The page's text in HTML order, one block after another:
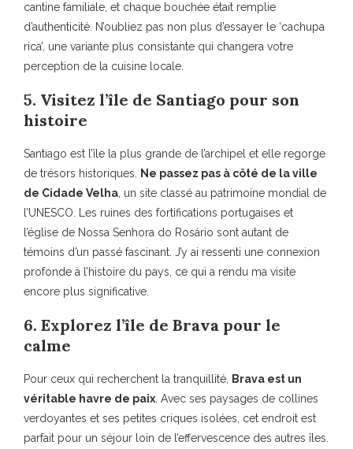
cantine familiale, et chaque bouchée était remplie
d’authenticité. N’oubliez pas non plus d’essayer le ‘cachupa
rica’, une variante plus consistante qui changera votre
perception de la cuisine locale.
5. Visitez l’île de Santiago pour son
histoire
Santiago est l’île la plus grande de l’archipel et elle regorge
de trésors historiques. Ne passez pas à côté de la ville
de Cidade Velha, un site classé au patrimoine mondial de
l’UNESCO. Les ruines des fortifications portugaises et
l’église de Nossa Senhora do Rosário sont autant de
témoins d’un passé fascinant. J’y ai ressenti une connexion
profonde à l’histoire du pays, ce qui a rendu ma visite
encore plus significative.
6. Explorez l’île de Brava pour le
calme
Pour ceux qui recherchent la tranquillité, Brava est un
véritable havre de paix. Avec ses paysages de collines
verdoyantes et ses petites criques isolées, cet endroit est
parfait pour un séjour loin de l’effervescence des autres îles.